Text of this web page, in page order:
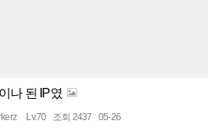
나 된 IP였
Lv.70 조회 2437 05-26